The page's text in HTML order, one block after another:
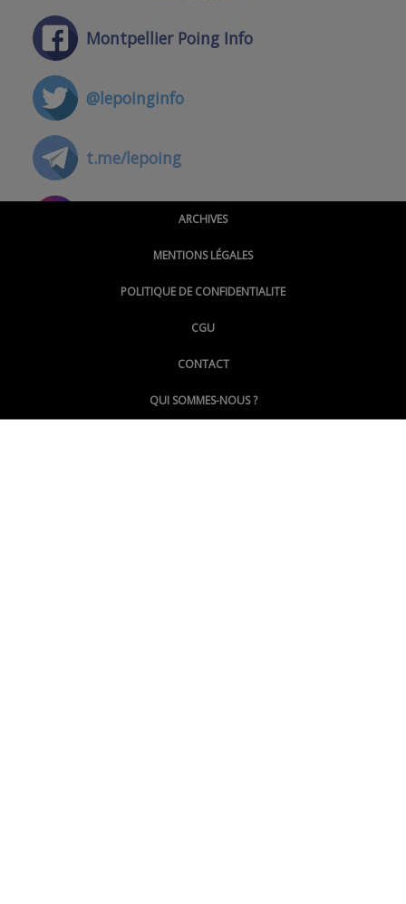
Montpellier Poing Info
@lepoinginfo
t.me/lepoing
@montpellierpoinginfo
@LePoingMontpellier
ARCHIVES
MENTIONS LÉGALES
POLITIQUE DE CONFIDENTIALITE
CGU
CONTACT
QUI SOMMES-NOUS ?